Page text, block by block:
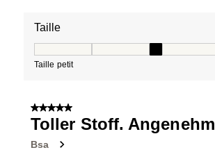
Taille
Taille petit
5 sur 5 étoiles.
Toller Stoff. Angenehm
Bsa